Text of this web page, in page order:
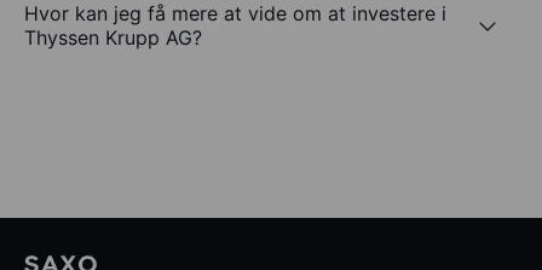
Hvor kan jeg få mere at vide om at investere i
Thyssen Krupp AG?